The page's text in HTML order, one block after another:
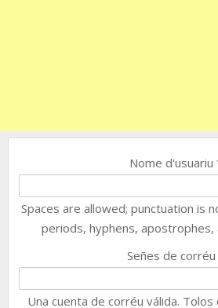
Nome d'usuariu
Spaces are allowed; punctuation is
periods, hyphens, apostrophes,
Señes de corréu
Una cuenta de corréu válida.